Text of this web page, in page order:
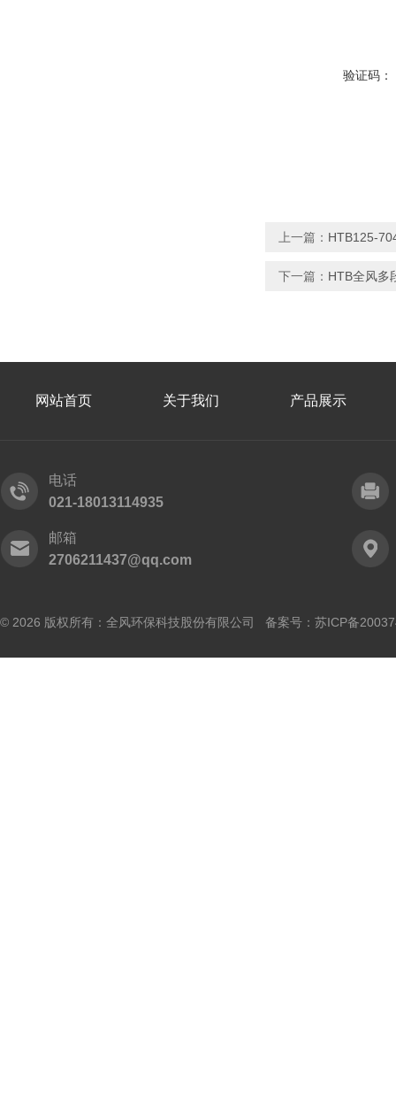
验证码：
上一篇： HTB125-
下一篇： HTB全风多
网站首页 关于我们 产品展示
电话
021-18013114935
邮箱
2706211437@qq.com
© 2026 版权所有：全风环保科技股份有限公司 备案号： 苏ICP备